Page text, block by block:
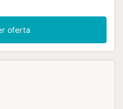
el mejor informe precio de
que sólo paga por
necesitas. Nuestra tasa de
para una estancia
oferta